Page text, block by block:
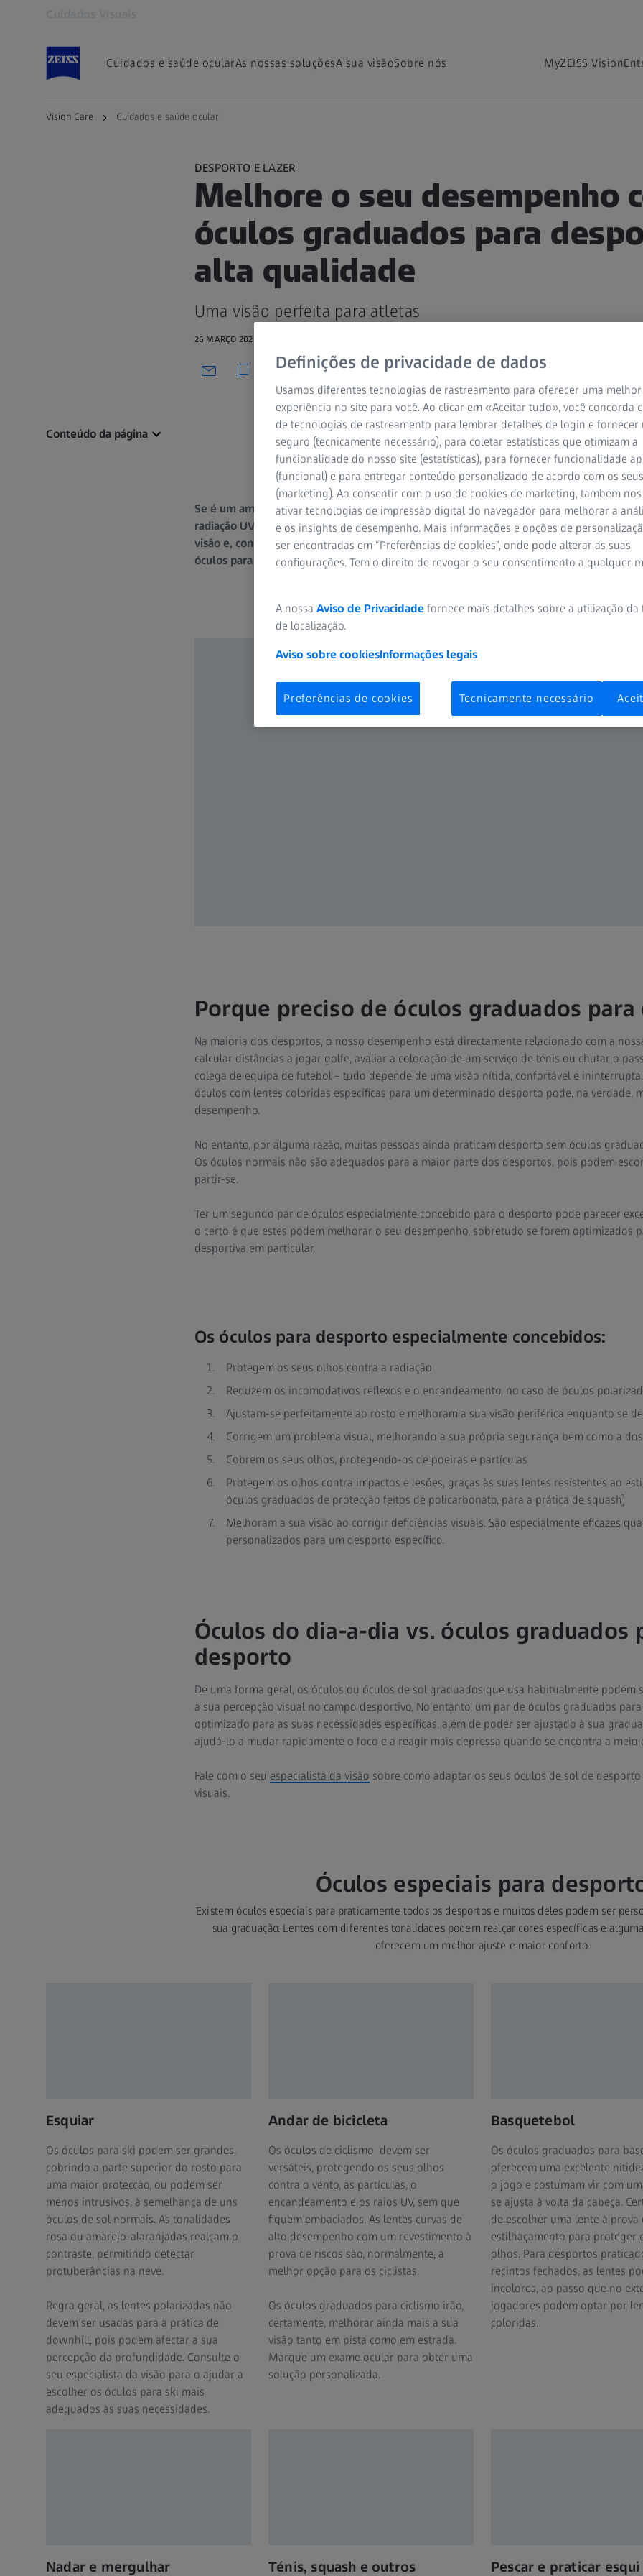
Cuidados e saúde ocularAs nossas soluçõesA sua visãoSobre nós MyZEISS Vision
Vision Care Cuidados e saúde ocular
DESPORTO E LAZER
Melhore o seu desempenho
óculos graduados para
alta qualidade
Uma visão perfeita para atletas
26 MARÇO 2020
Conteúdo da página
Se é um amante do desporto ao ar livre, os seus olhos precisam de protecção contra o
radiação UV, a água e as partículas. Os óculos de sol graduados para desporto podem
visão e, consequentemente, o seu desempenho. A Melhor Visão explica-lhe tudo o que
óculos para desporto, para lhe dar uma vantagem competitiva.
Porque preciso de óculos graduados
Na maioria dos desportos, o nosso desempenho está directamente relacionado com a
calcular distâncias a jogar golfe, avaliar a colocação de um serviço de ténis ou chutar o
colega de equipa de futebol – tudo depende de uma visão nítida, confortável e
óculos com lentes coloridas específicas para um determinado desporto pode, na verdade,
desempenho.
No entanto, por alguma razão, muitas pessoas ainda praticam desporto sem óculos
Os óculos normais não são adequados para a maior parte dos desportos, pois podem
partir-se.
Ter um segundo par de óculos especialmente concebido para o desporto pode parecer
o certo é que estes podem melhorar o seu desempenho, sobretudo se forem optimizados
desportiva em particular.
Os óculos para desporto especialmente concebidos:
Protegem os seus olhos contra a radiação
Reduzem os incomodativos reflexos e o encandeamento, no caso de óculos
Ajustam-se perfeitamente ao rosto e melhoram a sua visão periférica enquanto se
Corrigem um problema visual, melhorando a sua própria segurança bem como a
Cobrem os seus olhos, protegendo-os de poeiras e partículas
Protegem os olhos contra impactos e lesões, graças às suas lentes resistentes ao
óculos graduados de protecção feitos de policarbonato, para a prática de squash)
Melhoram a sua visão ao corrigir deficiências visuais. São especialmente eficazes
personalizados para um desporto específico.
Óculos do dia-a-dia vs. óculos graduados
desporto
De uma forma geral, os óculos ou óculos de sol graduados que usa habitualmente podem
a sua percepção visual no campo desportivo. No entanto, um par de óculos graduados
optimizado para as suas necessidades específicas, além de poder ser ajustado à sua
ajudá-lo a mudar rapidamente o foco e a reagir mais depressa quando se encontra a meio
Fale com o seu especialista da visão sobre como adaptar os seus óculos de sol de desporto
visuais.
Óculos especiais para
Existem óculos especiais para praticamente todos os desportos e muitos deles podem ser
sua graduação. Lentes com diferentes tonalidades podem realçar cores específicas e
oferecem um melhor ajuste e maior conforto.
Esquiar
Os óculos para ski podem ser grandes,
cobrindo a parte superior do rosto para
uma maior protecção, ou podem ser
menos intrusivos, à semelhança de uns
óculos de sol normais. As tonalidades
rosa ou amarelo-alaranjadas realçam o
contraste, permitindo detectar
protuberâncias na neve.
Regra geral, as lentes polarizadas não
devem ser usadas para a prática de
downhill, pois podem afectar a sua
percepção da profundidade. Consulte o
seu especialista da visão para o ajudar a
escolher os óculos para ski mais
adequados às suas necessidades.
Andar de bicicleta
Os óculos de ciclismo devem ser
versáteis, protegendo os seus olhos
contra o vento, as partículas, o
encandeamento e os raios UV, sem que
fiquem embaciados. As lentes curvas de
alto desempenho com um revestimento à
prova de riscos são, normalmente, a
melhor opção para os ciclistas.
Os óculos graduados para ciclismo irão,
certamente, melhorar ainda mais a sua
visão tanto em pista como em estrada.
Marque um exame ocular para obter uma
solução personalizada.
Basquetebol
Os óculos graduados para
oferecem uma excelente
o jogo e costumam vir com
se ajusta à volta da cabeça.
de escolher uma lente à prova
estilhaçamento para proteger
olhos. Para desportos
recintos fechados, as lentes
incolores, ao passo que no
jogadores podem optar por
coloridas.
Nadar e mergulhar Ténis, squash e outros Pescar e praticar esqui
Definições de privacidade de dados
Usamos diferentes tecnologias de rastreamento para oferecer uma melhor
experiência no site para você. Ao clicar em «Aceitar tudo», você concorda
de tecnologias de rastreamento para lembrar detalhes de login e fornecer
seguro (tecnicamente necessário), para coletar estatísticas que otimizam a
funcionalidade do nosso site (estatísticas), para fornecer funcionalidade
(funcional) e para entregar conteúdo personalizado de acordo com os
(marketing). Ao consentir com o uso de cookies de marketing, também
ativar tecnologias de impressão digital do navegador para melhorar a
e os insights de desempenho. Mais informações e opções de
ser encontradas em “Preferências de cookies”, onde pode alterar as suas
configurações. Tem o direito de revogar o seu consentimento a qualquer
A nossa Aviso de Privacidade fornece mais detalhes sobre a utilização da
de localização.
Aviso sobre cookiesInformações legais
Preferências de cookies Tecnicamente necessário